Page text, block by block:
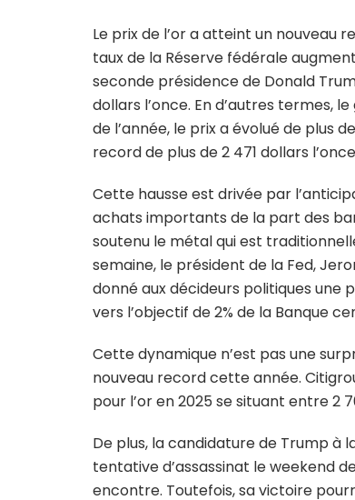
Le prix de l’or a atteint un nouveau
taux de la Réserve fédérale
seconde présidence de Donald
dollars l’once. En d’autres termes,
de l’année, le prix a évolué de plus
record de plus de 2 471 dollars
Cette hausse est drivée par
achats importants de la part des
soutenu le métal qui est
semaine, le président de la Fed,
donné aux décideurs politiques une
vers l’objectif de 2% de la Banque
Cette dynamique n’est pas une
nouveau record cette année.
pour l’or en 2025 se situant entre 2
De plus, la candidature de Trump à
tentative d’assassinat le weekend
encontre. Toutefois, sa victoire